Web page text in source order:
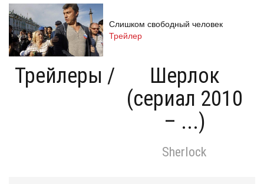
Трейлеры /
Шерлок
(сериал 2010
– ...)
Sherlock
Слишком свободный человек
Трейлер
Одноклассницы: Новый поворот
Трейлер
Призраки Элоиз